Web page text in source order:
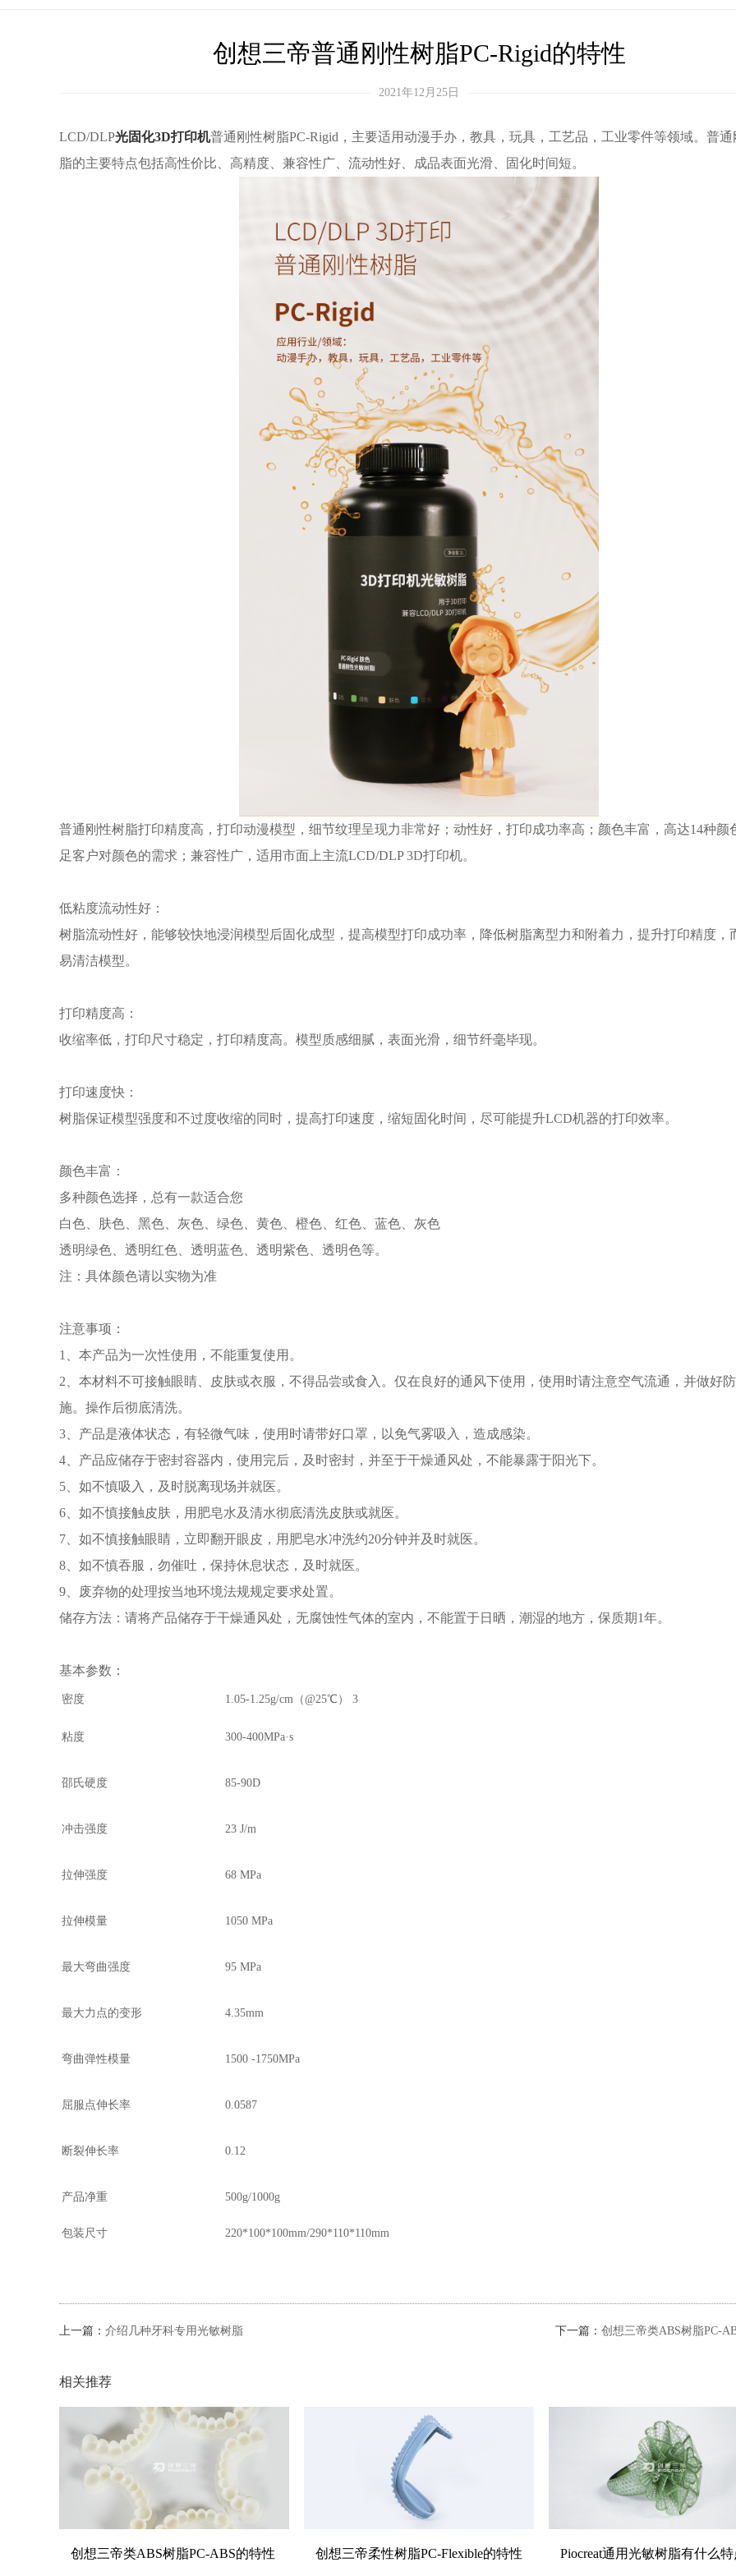
创想三帝普通刚性树脂PC-Rigid的特性
2021年12月25日
LCD/DLP光固化3D打印机普通刚性树脂PC-Rigid，主要适用动漫手办，教具，玩具，工艺品，工业零件等领域。普通
脂的主要特点包括高性价比、高精度、兼容性广、流动性好、成品表面光滑、固化时间短。
普通刚性树脂打印精度高，打印动漫模型，细节纹理呈现力非常好；动性好，打印成功率高；颜色丰富，高达14种颜
足客户对颜色的需求；兼容性广，适用市面上主流LCD/DLP 3D打印机。
低粘度流动性好：
树脂流动性好，能够较快地浸润模型后固化成型，提高模型打印成功率，降低树脂离型力和附着力，提升打印精度，
易清洁模型。
打印精度高：
收缩率低，打印尺寸稳定，打印精度高。模型质感细腻，表面光滑，细节纤毫毕现。
打印速度快：
树脂保证模型强度和不过度收缩的同时，提高打印速度，缩短固化时间，尽可能提升LCD机器的打印效率。
颜色丰富：
多种颜色选择，总有一款适合您
白色、肤色、黑色、灰色、绿色、黄色、橙色、红色、蓝色、灰色
透明绿色、透明红色、透明蓝色、透明紫色、透明色等。
注：具体颜色请以实物为准
注意事项：
1、本产品为一次性使用，不能重复使用。
2、本材料不可接触眼睛、皮肤或衣服，不得品尝或食入。仅在良好的通风下使用，使用时请注意空气流通，并做好
施。操作后彻底清洗。
3、产品是液体状态，有轻微气味，使用时请带好口罩，以免气雾吸入，造成感染。
4、产品应储存于密封容器内，使用完后，及时密封，并至于干燥通风处，不能暴露于阳光下。
5、如不慎吸入，及时脱离现场并就医。
6、如不慎接触皮肤，用肥皂水及清水彻底清洗皮肤或就医。
7、如不慎接触眼睛，立即翻开眼皮，用肥皂水冲洗约20分钟并及时就医。
8、如不慎吞服，勿催吐，保持休息状态，及时就医。
9、废弃物的处理按当地环境法规规定要求处置。
储存方法：请将产品储存于干燥通风处，无腐蚀性气体的室内，不能置于日晒，潮湿的地方，保质期1年。
基本参数：
密度 1.05-1.25g/cm（@25℃） 3
粘度 300-400MPa·s
邵氏硬度 85-90D
冲击强度 23 J/m
拉伸强度 68 MPa
拉伸模量 1050 MPa
最大弯曲强度 95 MPa
最大力点的变形 4.35mm
弯曲弹性模量 1500 -1750MPa
屈服点伸长率 0.0587
断裂伸长率 0.12
产品净重 500g/1000g
包装尺寸 220*100*100mm/290*110*110mm
上一篇： 介绍几种牙科专用光敏树脂 下一篇： 创想三帝类ABS树脂PC-
相关推荐
创想三帝类ABS树脂PC-ABS的特性 创想三帝柔性树脂PC-Flexible的特性 Piocreat通用光敏树脂有什么特